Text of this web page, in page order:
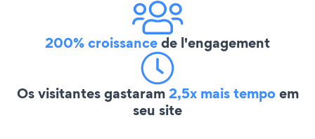
200% croissancede l'engagement
Os visitantes gastaram2,5x mais tempoem
seu site